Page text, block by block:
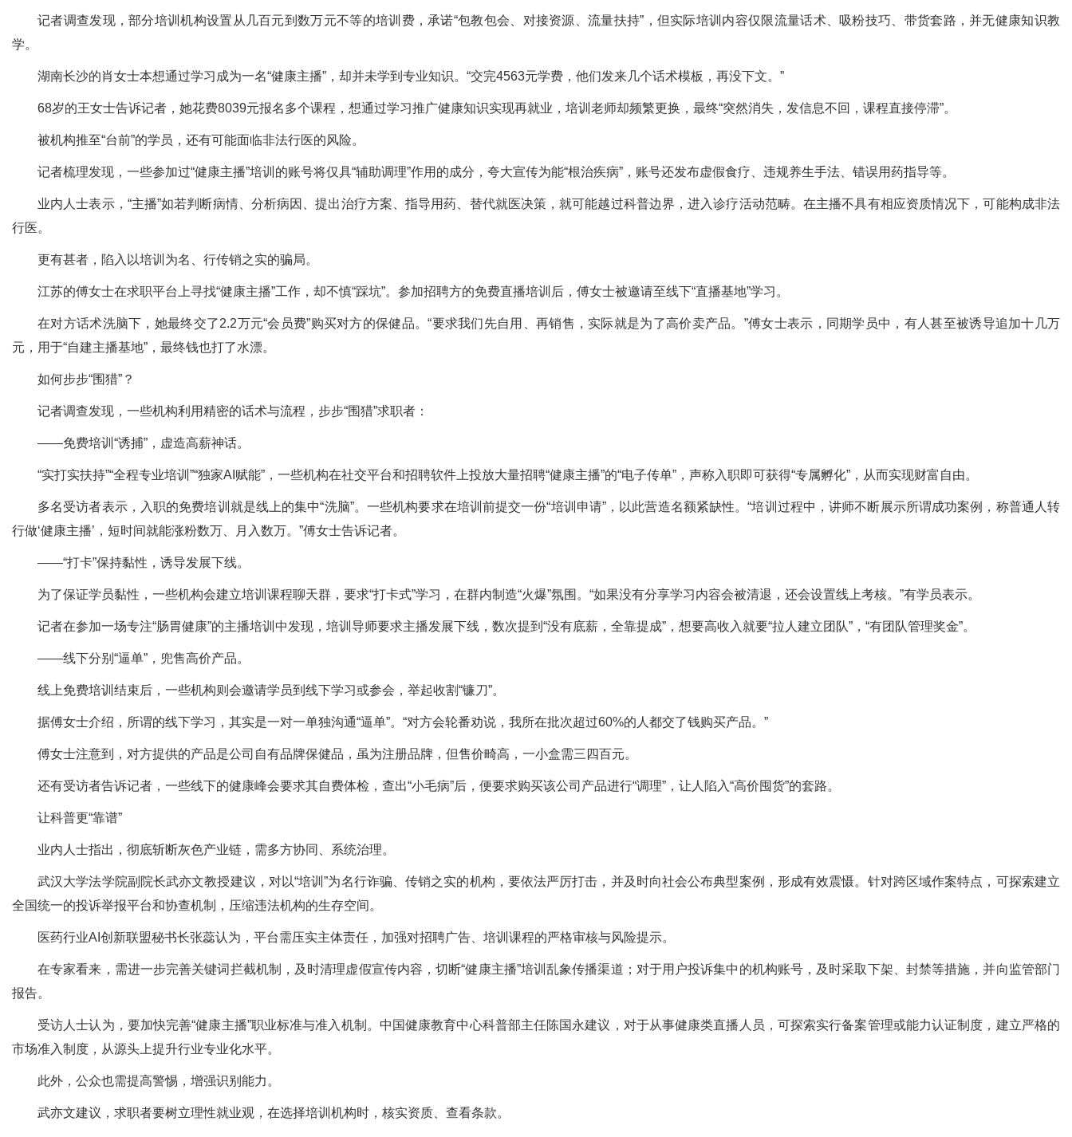
记者调查发现，部分培训机构设置从几百元到数万元不等的培训费，承诺“包教包会、对接资源、流量扶持”，但实际培训内容仅限流量话术、吸粉技巧、带货套路，并无健康知识教
学。
湖南长沙的肖女士本想通过学习成为一名“健康主播”，却并未学到专业知识。“交完4563元学费，他们发来几个话术模板，再没下文。”
68岁的王女士告诉记者，她花费8039元报名多个课程，想通过学习推广健康知识实现再就业，培训老师却频繁更换，最终“突然消失，发信息不回，课程直接停滞”。
被机构推至“台前”的学员，还有可能面临非法行医的风险。
记者梳理发现，一些参加过“健康主播”培训的账号将仅具“辅助调理”作用的成分，夸大宣传为能“根治疾病”，账号还发布虚假食疗、违规养生手法、错误用药指导等。
业内人士表示，“主播”如若判断病情、分析病因、提出治疗方案、指导用药、替代就医决策，就可能越过科普边界，进入诊疗活动范畴。在主播不具有相应资质情况下，可能构成非法
行医。
更有甚者，陷入以培训为名、行传销之实的骗局。
江苏的傅女士在求职平台上寻找“健康主播”工作，却不慎“踩坑”。参加招聘方的免费直播培训后，傅女士被邀请至线下“直播基地”学习。
在对方话术洗脑下，她最终交了2.2万元“会员费”购买对方的保健品。“要求我们先自用、再销售，实际就是为了高价卖产品。”傅女士表示，同期学员中，有人甚至被诱导追加十几万
元，用于“自建主播基地”，最终钱也打了水漂。
如何步步“围猎”？
记者调查发现，一些机构利用精密的话术与流程，步步“围猎”求职者：
——免费培训“诱捕”，虚造高薪神话。
“实打实扶持”“全程专业培训”“独家AI赋能”，一些机构在社交平台和招聘软件上投放大量招聘“健康主播”的“电子传单”，声称入职即可获得“专属孵化”，从而实现财富自由。
多名受访者表示，入职的免费培训就是线上的集中“洗脑”。一些机构要求在培训前提交一份“培训申请”，以此营造名额紧缺性。“培训过程中，讲师不断展示所谓成功案例，称普通人转
行做‘健康主播’，短时间就能涨粉数万、月入数万。”傅女士告诉记者。
——“打卡”保持黏性，诱导发展下线。
为了保证学员黏性，一些机构会建立培训课程聊天群，要求“打卡式”学习，在群内制造“火爆”氛围。“如果没有分享学习内容会被清退，还会设置线上考核。”有学员表示。
记者在参加一场专注“肠胃健康”的主播培训中发现，培训导师要求主播发展下线，数次提到“没有底薪，全靠提成”，想要高收入就要“拉人建立团队”，“有团队管理奖金”。
——线下分别“逼单”，兜售高价产品。
线上免费培训结束后，一些机构则会邀请学员到线下学习或参会，举起收割“镰刀”。
据傅女士介绍，所谓的线下学习，其实是一对一单独沟通“逼单”。“对方会轮番劝说，我所在批次超过60%的人都交了钱购买产品。”
傅女士注意到，对方提供的产品是公司自有品牌保健品，虽为注册品牌，但售价畸高，一小盒需三四百元。
还有受访者告诉记者，一些线下的健康峰会要求其自费体检，查出“小毛病”后，便要求购买该公司产品进行“调理”，让人陷入“高价囤货”的套路。
让科普更“靠谱”
业内人士指出，彻底斩断灰色产业链，需多方协同、系统治理。
武汉大学法学院副院长武亦文教授建议，对以“培训”为名行诈骗、传销之实的机构，要依法严厉打击，并及时向社会公布典型案例，形成有效震慑。针对跨区域作案特点，可探索建立
全国统一的投诉举报平台和协查机制，压缩违法机构的生存空间。
医药行业AI创新联盟秘书长张蕊认为，平台需压实主体责任，加强对招聘广告、培训课程的严格审核与风险提示。
在专家看来，需进一步完善关键词拦截机制，及时清理虚假宣传内容，切断“健康主播”培训乱象传播渠道；对于用户投诉集中的机构账号，及时采取下架、封禁等措施，并向监管部门
报告。
受访人士认为，要加快完善“健康主播”职业标准与准入机制。中国健康教育中心科普部主任陈国永建议，对于从事健康类直播人员，可探索实行备案管理或能力认证制度，建立严格的
市场准入制度，从源头上提升行业专业化水平。
此外，公众也需提高警惕，增强识别能力。
武亦文建议，求职者要树立理性就业观，在选择培训机构时，核实资质、查看条款。